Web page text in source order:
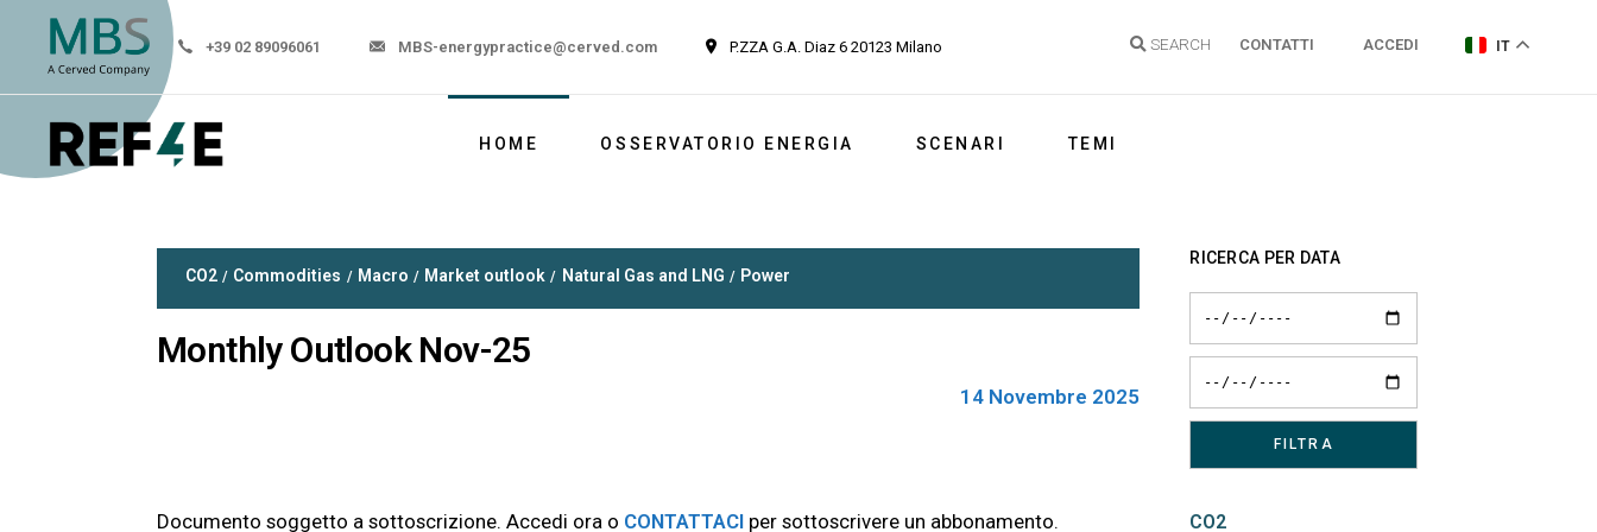
+39 02 89096061 MBS-energypractice@cerved.com P.ZZA G.A. Diaz 6 20123 Milano SEARCH CONTATTI ACCEDI IT
HOME OSSERVATORIO ENERGIA
Newsletter
Market outlook
SCENARI
Italia
TEMI
Energia elettrica
Energie Rinnovabili e Clima
CO2 Commodities Macro Market outlook Natural Gas and LNG Power
Monthly Outlook Nov-25
14 Novembre 2025
RICERCA PER DATA
Documento soggetto a sottoscrizione. Accedi ora o CONTATTACI per sottoscrivere un abbonamento. CO2